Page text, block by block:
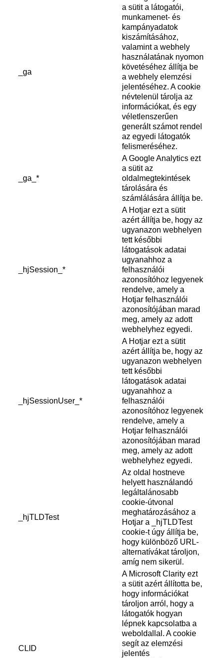
_ga
a sütit a látogatói,
munkamenet- és
kampányadatok
kiszámításához,
valamint a webhely
használatának nyomon
követéséhez állítja be
a webhely elemzési
jelentéséhez. A cookie
névtelenül tárolja az
információkat, és egy
véletlenszerűen
generált számot rendel
az egyedi látogatók
felismeréséhez.
_ga_*
A Google Analytics ezt
a sütit az
oldalmegtekintések
tárolására és
számlálására állítja be.
_hjSession_*
A Hotjar ezt a sütit
azért állítja be, hogy az
ugyanazon webhelyen
tett későbbi
látogatások adatai
ugyanahhoz a
felhasználói
azonosítóhoz legyenek
rendelve, amely a
Hotjar felhasználói
azonosítójában marad
meg, amely az adott
webhelyhez egyedi.
_hjSessionUser_*
A Hotjar ezt a sütit
azért állítja be, hogy az
ugyanazon webhelyen
tett későbbi
látogatások adatai
ugyanahhoz a
felhasználói
azonosítóhoz legyenek
rendelve, amely a
Hotjar felhasználói
azonosítójában marad
meg, amely az adott
webhelyhez egyedi.
_hjTLDTest
Az oldal hostneve
helyett használandó
legáltalánosabb
cookie-útvonal
meghatározásához a
Hotjar a _hjTLDTest
cookie-t úgy állítja be,
hogy különböző URL-
alternatívákat tároljon,
amíg nem sikerül.
CLID
A Microsoft Clarity ezt
a sütit azért állította be,
hogy információkat
tároljon arról, hogy a
látogatók hogyan
lépnek kapcsolatba a
weboldallal. A cookie
segít az elemzési
jelentés